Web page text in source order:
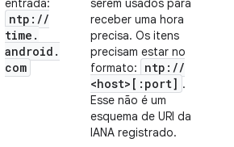
entrada:
ntp: //
time .
android .
com
serem usados para
receber uma hora
precisa. Os itens
precisam estar no
formato:
ntp: //
<host>[:port] .
Esse não é um
esquema de URI da
IANA registrado.